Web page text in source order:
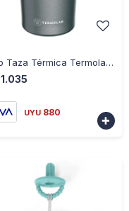
Vaso Taza Térmica Termolar 500ML - GRIS
1.035
UYU 880
